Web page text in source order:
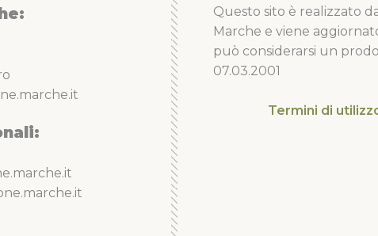
Questo sito è realizzato
Marche e viene
può considerarsi un
07.03.2001
Termini di